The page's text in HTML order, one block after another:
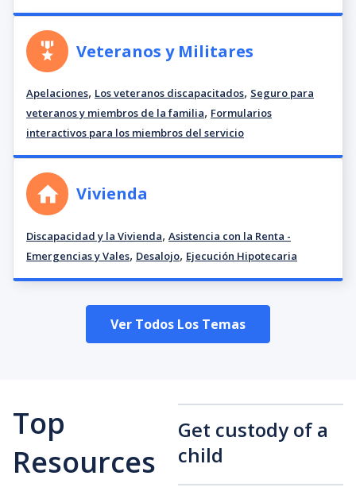
Veteranos y Militares
Apelaciones, Los veteranos discapacitados, Seguro para
veteranos y miembros de la familia, Formularios
interactivos para los miembros del servicio
Vivienda
Discapacidad y la Vivienda, Asistencia con la Renta -
Emergencias y Vales, Desalojo, Ejecución Hipotecaria
Ver Todos Los Temas
Top
Resources
Get custody of a
child